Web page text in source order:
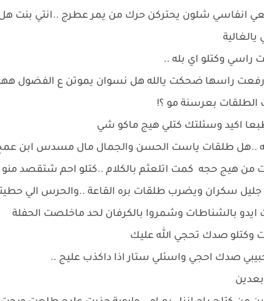
انفاسي شلون يحتركن حرك من يمر عطرج ..انتي بنت هل
راسي وكتلو اي بله ..
راسها ضحكت يالله هل نسوان يموتن ع الفضول
الطلقات بعرسنة مو ؟!
اكيد وسئلتك كتلي هيج ماكو شي
..هل طلقات ياست الحسن والجمال مال مسدس ابن عمج
من هيج حجه كمت اتلعثم بالكلام ..كتلو احم شتقصد منو
سكران ويضرب طلقات بره القاعة ..والحرس الي حطيتهم
بالشناطات وشمروا بالكرفان لحد ماخلصت الحفلة
وكتلو صدك تحجي الله عليك
صدك احجي واسئلي ستار اذا داكذب عليج ..